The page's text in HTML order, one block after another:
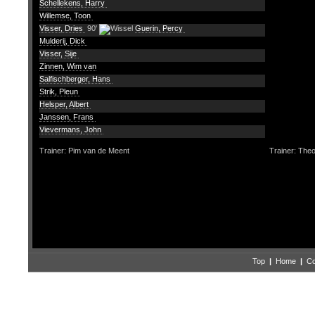
Schellekens, Harry
Willemse, Toon
Visser, Dries 90'
Guerin, Percy
Mulderij, Dick
Visser, Sije
Zinnen, Wim van
Salfischberger, Hans
Strik, Pleun
Helsper, Albert
Janssen, Frans
Vievermans, John
Trainer: Pim van de Meent Trainer:
Top | Home |